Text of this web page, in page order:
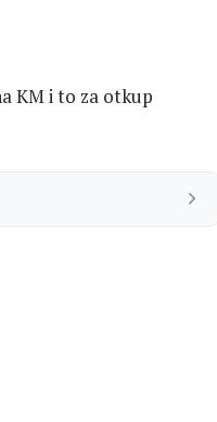
KM i to za otkup